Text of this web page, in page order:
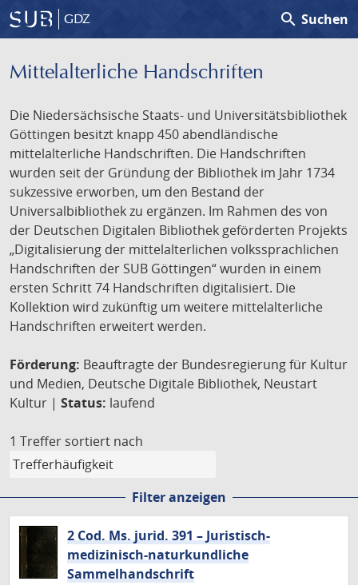
GDZ search Suchen
Mittelalterliche Handschriften
Die Niedersächsische Staats- und Universitätsbibliothek
Göttingen besitzt knapp 450 abendländische
mittelalterliche Handschriften. Die Handschriften
wurden seit der Gründung der Bibliothek im Jahr 1734
sukzessive erworben, um den Bestand der
Universalbibliothek zu ergänzen. Im Rahmen des von
der Deutschen Digitalen Bibliothek geförderten Projekts
„Digitalisierung der mittelalterlichen volkssprachlichen
Handschriften der SUB Göttingen“ wurden in einem
ersten Schritt 74 Handschriften digitalisiert. Die
Kollektion wird zukünftig um weitere mittelalterliche
Handschriften erweitert werden.
Förderung: Beauftragte der Bundesregierung für Kultur
und Medien, Deutsche Digitale Bibliothek, Neustart
Kultur | Status: laufend
1 Treffer sortiert nach
Filter anzeigen
2 Cod. Ms. jurid. 391 – Juristisch-
medizinisch-naturkundliche
Sammelhandschrift